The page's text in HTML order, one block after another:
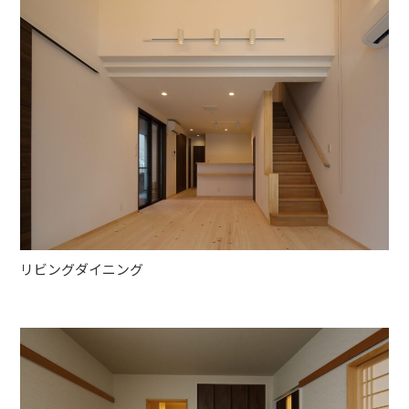
リビングダイニング